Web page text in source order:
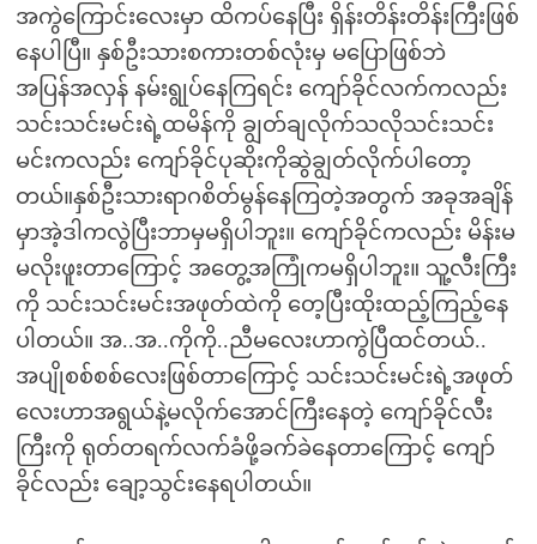
အကွဲကြောင်းလေးမှာ ထိကပ်နေပြီး ရှိန်းတိန်းတိန်းကြီးဖြစ်
နေပါပြီ။ နှစ်ဦးသားစကားတစ်လုံးမှ မပြောဖြစ်ဘဲ
အပြန်အလှန် နမ်းရွုပ်နေကြရင်း ကျော်ခိုင်လက်ကလည်း
သင်းသင်းမင်းရဲ့ထမိန်ကို ချွတ်ချလိုက်သလိုသင်းသင်း
မင်းကလည်း ကျော်ခိုင်ပုဆိုးကိုဆွဲချွတ်လိုက်ပါတော့
တယ်။နှစ်ဦးသားရာဂစိတ်မွန်နေကြတဲ့အတွက် အခုအချိန်
မှာအဲ့ဒါကလွဲပြီးဘာမှမရှိပါဘူး။ ကျော်ခိုင်ကလည်း မိန်းမ
မလိုးဖူးတာကြောင့် အတွေ့အကြုံကမရှိပါဘူး။ သူ့လီးကြီး
ကို သင်းသင်းမင်းအဖုတ်ထဲကို တေ့ပြီးထိုးထည့်ကြည့်နေ
ပါတယ်။ အ..အ..ကိုကို..ညီမလေးဟာကွဲပြီထင်တယ်..
အပျိုစစ်စစ်လေးဖြစ်တာကြောင့် သင်းသင်းမင်းရဲ့အဖုတ်
လေးဟာအရွယ်နဲ့မလိုက်အောင်ကြီးနေတဲ့ ကျော်ခိုင်လီး
ကြီးကို ရုတ်တရက်လက်ခံဖို့ခက်ခဲနေတာကြောင့် ကျော်
ခိုင်လည်း ချော့သွင်းနေရပါတယ်။